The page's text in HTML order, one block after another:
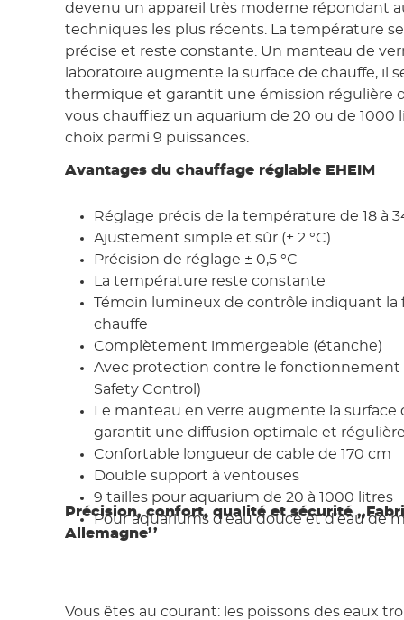
devenu un appareil très moderne répondant
techniques les plus récents. La température
précise et reste constante. Un manteau de
laboratoire augmente la surface de chauffe, il
thermique et garantit une émission régulière
vous chauffiez un aquarium de 20 ou de 1000
choix parmi 9 puissances.
Avantages du chauffage réglable EHEIM
Réglage précis de la température de 18 à
Ajustement simple et sûr (± 2 °C)
Précision de réglage ± 0,5 °C
La température reste constante
Témoin lumineux de contrôle indiquant la
chauffe
Complètement immergeable (étanche)
Avec protection contre le fonctionnement
Safety Control)
Le manteau en verre augmente la surface
garantit une diffusion optimale et
Confortable longueur de cable de 170 cm
Double support à ventouses
9 tailles pour aquarium de 20 à 1000 litres
Pour aquariums d’eau douce et d’eau de
Précision, confort, qualité et sécurité
Allemagne’’
Vous êtes au courant: les poissons des eaux